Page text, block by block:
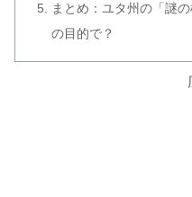
まとめ：ユタ州の「謎
の目的で？